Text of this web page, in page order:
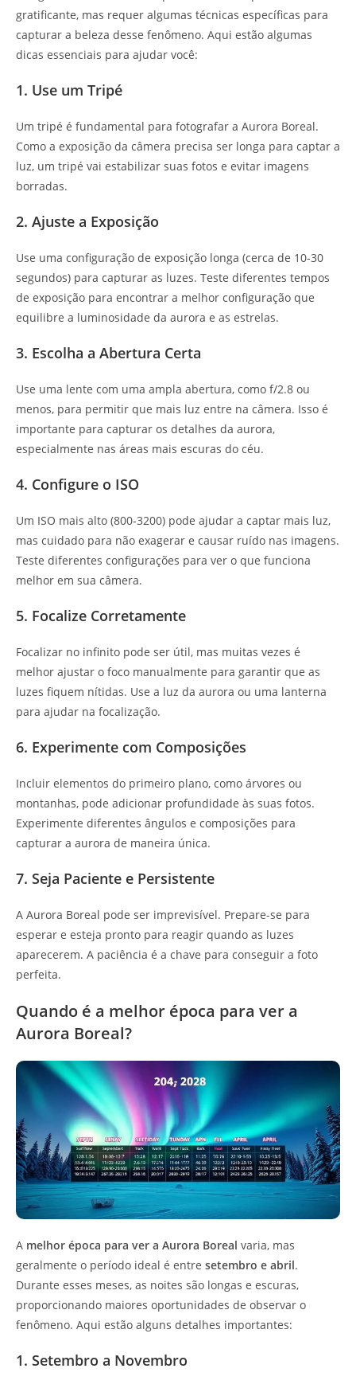
gratificante, mas requer algumas técnicas específicas para
capturar a beleza desse fenômeno. Aqui estão algumas
dicas essenciais para ajudar você:
1. Use um Tripé
Um tripé é fundamental para fotografar a Aurora Boreal.
Como a exposição da câmera precisa ser longa para captar a
luz, um tripé vai estabilizar suas fotos e evitar imagens
borradas.
2. Ajuste a Exposição
Use uma configuração de exposição longa (cerca de 10-30
segundos) para capturar as luzes. Teste diferentes tempos
de exposição para encontrar a melhor configuração que
equilibre a luminosidade da aurora e as estrelas.
3. Escolha a Abertura Certa
Use uma lente com uma ampla abertura, como f/2.8 ou
menos, para permitir que mais luz entre na câmera. Isso é
importante para capturar os detalhes da aurora,
especialmente nas áreas mais escuras do céu.
4. Configure o ISO
Um ISO mais alto (800-3200) pode ajudar a captar mais luz,
mas cuidado para não exagerar e causar ruído nas imagens.
Teste diferentes configurações para ver o que funciona
melhor em sua câmera.
5. Focalize Corretamente
Focalizar no infinito pode ser útil, mas muitas vezes é
melhor ajustar o foco manualmente para garantir que as
luzes fiquem nítidas. Use a luz da aurora ou uma lanterna
para ajudar na focalização.
6. Experimente com Composições
Incluir elementos do primeiro plano, como árvores ou
montanhas, pode adicionar profundidade às suas fotos.
Experimente diferentes ângulos e composições para
capturar a aurora de maneira única.
7. Seja Paciente e Persistente
A Aurora Boreal pode ser imprevisível. Prepare-se para
esperar e esteja pronto para reagir quando as luzes
aparecerem. A paciência é a chave para conseguir a foto
perfeita.
Quando é a melhor época para ver a
Aurora Boreal?
A melhor época para ver a Aurora Boreal varia, mas
geralmente o período ideal é entre setembro e abril.
Durante esses meses, as noites são longas e escuras,
proporcionando maiores oportunidades de observar o
fenômeno. Aqui estão alguns detalhes importantes:
1. Setembro a Novembro